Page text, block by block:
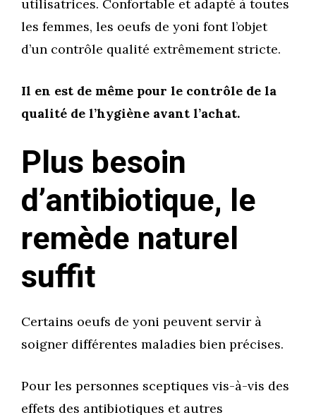
utilisatrices. Confortable et adapté à toutes
les femmes, les oeufs de yoni font l’objet
d’un contrôle qualité extrêmement stricte.
Il en est de même pour le contrôle de la
qualité de l’hygiène avant l’achat.
Plus besoin
d’antibiotique, le
remède naturel
suffit
Certains oeufs de yoni peuvent servir à
soigner différentes maladies bien précises.
Pour les personnes sceptiques vis-à-vis des
effets des antibiotiques et autres